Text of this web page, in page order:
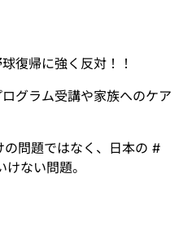
復帰に強く反対！！
グラム受講や家族へのケア
の問題ではなく、日本の #
ない問題。